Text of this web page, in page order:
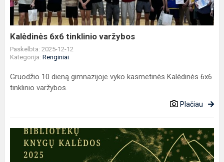
Kalėdinės 6x6 tinklinio varžybos
Paskelbta: 2025-12-12
Kategorija: Renginiai
Gruodžio 10 dieną gimnazijoje vyko kasmetinės Kalėdinės 6x6
tinklinio varžybos.
Plačiau
Dovanokime
skaitymą